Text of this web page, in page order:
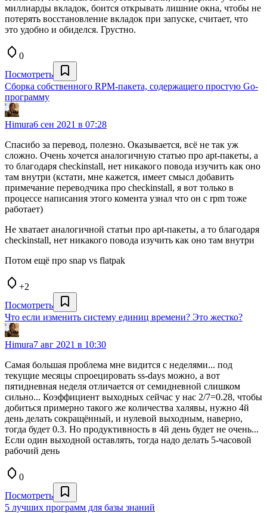
миллиарды вкладок, боится открывать лишние окна, чтобы не
потерять восстановление вкладок при запуске, считает, что
это удобно и обиделся. Грустно.
0
Посмотреть
Сборка собственного RPM-пакета, содержащего простую Go-
программу
Himura6 сен 2021 в 07:28
Спасибо за перевод, полезно. Оказывается, всё не так уж
сложно. Очень хочется аналогичную статью про apt-пакеты, а
то благодаря checkinstall, нет никакого повода изучить как оно
там внутри (кстати, мне кажется, имеет смысл добавить
примечание переводчика про checkinstall, я вот только в
процессе написания этого комента узнал что он с rpm тоже
работает)
Не хватает аналогичной статьи про apt-пакеты, а то благодаря
checkinstall, нет никакого повода изучить как оно там внутри
Потом ещё про snap vs flatpak
+2
Посмотреть
Что если изменить систему единиц времени? Это жестко?
Himura7 авг 2021 в 10:30
Самая большая проблема мне видится с неделями... под
текущие месяцы спроецировать ss-days можно, а вот
пятидневная неделя отличается от семидневной слишком
сильно... Коэффициент выходных сейчас у нас 2/7=0.28, чтобы
добиться примерно такого же количества халявы, нужно 4й
день делать сокращённый, и нулевой выходным, наверно,
тогда будет 0.3. Но продуктивность в 4й день будет не очень...
Если один выходной оставлять, тогда надо делать 5-часовой
рабочий день
0
Посмотреть
5 лучших программ для базы знаний